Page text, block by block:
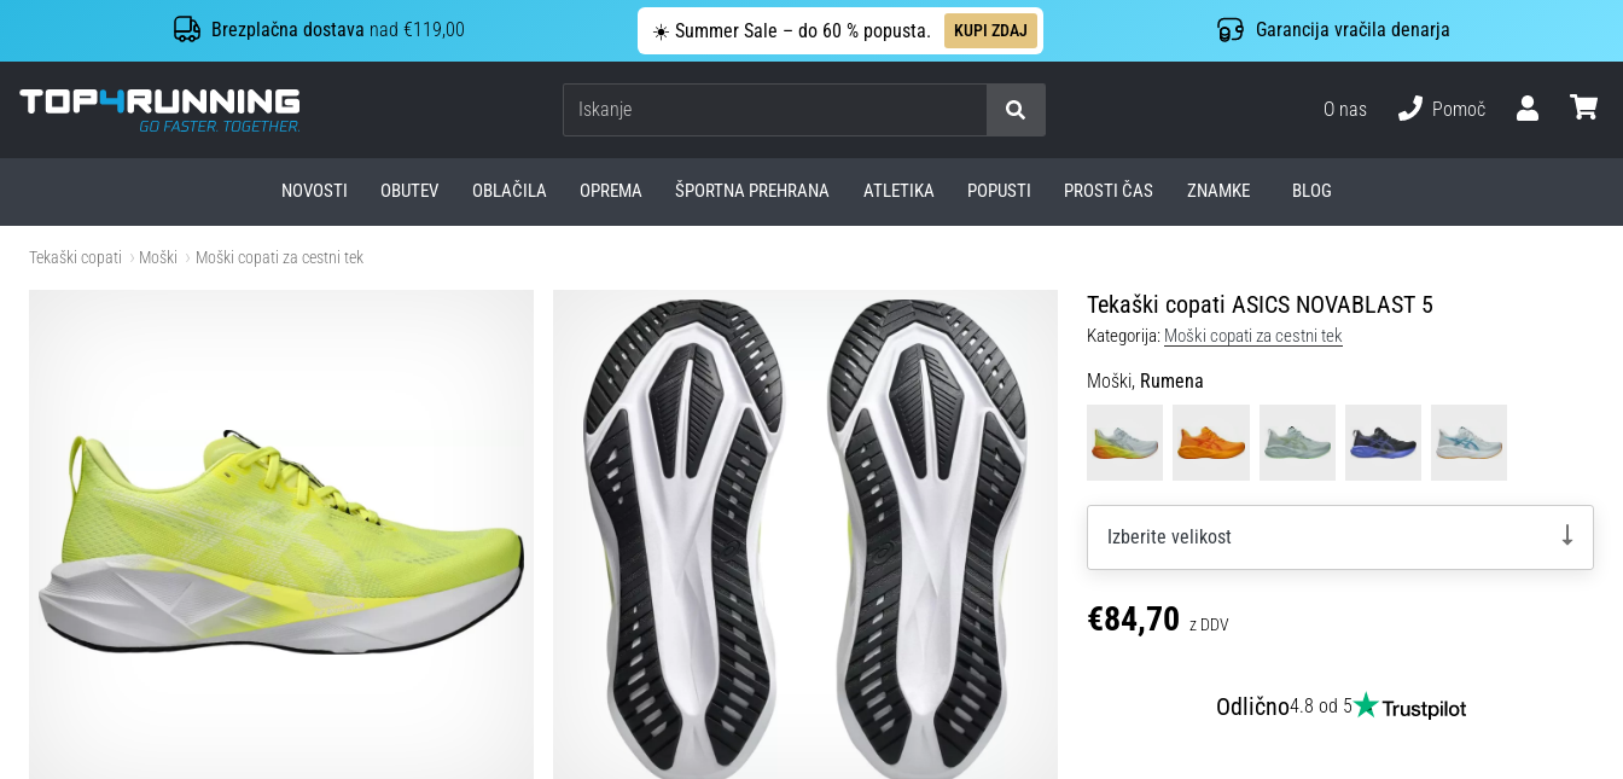
Brezplačna dostava nad €119,00 ☀️ Summer Sale – do 60 % popusta. KUPI ZDAJ Garancija vračila denarja
Top4Running.si
Iskanje
O nas
Pomoč
NOVOSTI OBUTEV OBLAČILA OPREMA ŠPORTNA PREHRANA ATLETIKA POPUSTI PROSTI ČAS ZNAMKE BLOG
Tekaški copati Moški Moški copati za cestni tek
Tekaški copati ASICS NOVABLAST 5
Kategorija: Moški copati za cestni tek
Moški, Rumena
Izberite velikost
€84,70 z DDV
Odlično4.8 od 5